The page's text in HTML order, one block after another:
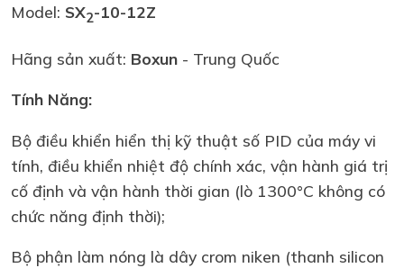
Model: SX2-10-12Z
Hãng sản xuất: Boxun - Trung Quốc
Tính Năng:
Bộ điều khiển hiển thị kỹ thuật số PID của máy vi
tính, điều khiển nhiệt độ chính xác, vận hành giá trị
cố định và vận hành thời gian (lò 1300°C không có
chức năng định thời);
Bộ phận làm nóng là dây crom niken (thanh silicon